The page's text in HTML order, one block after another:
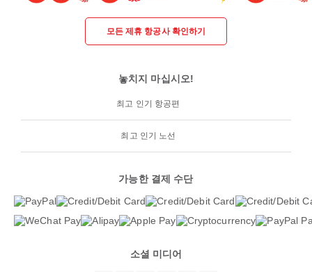
모든 제휴 항공사 확인하기
놓치지 마십시오!
최고 인기 항공편
최고 인기 노선
가능한 결제 수단
소셜 미디어